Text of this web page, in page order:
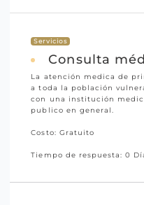
Servicios
Consulta
La atención medica de
a toda la población
con una institución
publico en general.
Costo: Gratuito
Tiempo de respuesta: 0